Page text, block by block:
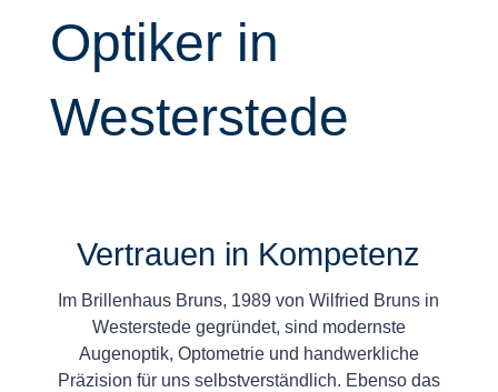
Optiker in
Westerstede
Vertrauen in Kompetenz
Im Brillenhaus Bruns, 1989 von Wilfried Bruns in
Westerstede gegründet, sind modernste
Augenoptik, Optometrie und handwerkliche
Präzision für uns selbstverständlich. Ebenso das